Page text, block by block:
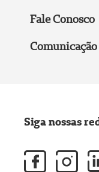
Fale Conosco
Comunicação
Siga nossas